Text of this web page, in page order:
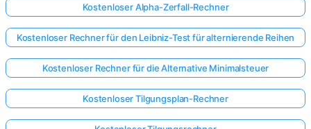
Kostenloser Alpha-Zerfall-Rechner
Kostenloser Rechner für den Leibniz-Test für alternierende Reihen
Kostenloser Rechner für die Alternative Minimalsteuer
Kostenloser Tilgungsplan-Rechner